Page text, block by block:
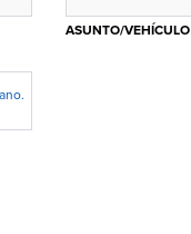
ASUNTO/VEHÍCULO